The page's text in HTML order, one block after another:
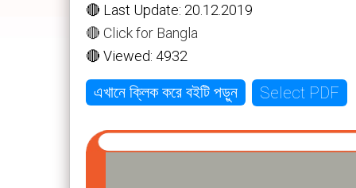
🔴 Last Update: 20.12.2019
🔴 Click for Bangla
🔴 Viewed: 4932
এখানে ক্লিক করে বইটি পড়ুন Select PDF